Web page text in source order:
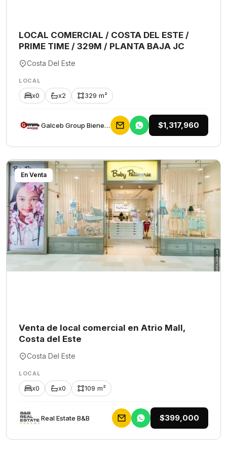
LOCAL COMERCIAL / COSTA DEL ESTE /
PRIME TIME / 329M / PLANTA BAJA JC
Costa Del Este
LOCAL
x0 x2 329 m²
Galceb Group Bienes Raices $1,317,960
En Venta
Venta de local comercial en Atrio Mall,
Costa del Este
Costa Del Este
LOCAL
x0 x0 109 m²
Rеаl Еstаtе В&В $399,000